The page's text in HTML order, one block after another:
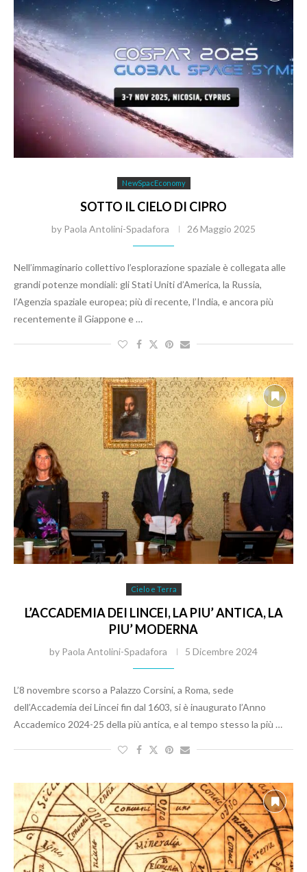
NewSpacEconomy
SOTTO IL CIELO DI CIPRO
by Paola Antolini-Spadafora 26 Maggio 2025
Nell’immaginario collettivo l’esplorazione spaziale è collegata alle
grandi potenze mondiali: gli Stati Uniti d’America, la Russia,
l’Agenzia spaziale europea; più di recente, l’India, e ancora più
recentemente il Giappone e …
Cielo e Terra
L’ACCADEMIA DEI LINCEI, LA PIU’ ANTICA, LA
PIU’ MODERNA
by Paola Antolini-Spadafora 5 Dicembre 2024
L’8 novembre scorso a Palazzo Corsini, a Roma, sede
dell’Accademia dei Lincei fin dal 1603, si è inaugurato l’Anno
Accademico 2024-25 della più antica, e al tempo stesso la più …